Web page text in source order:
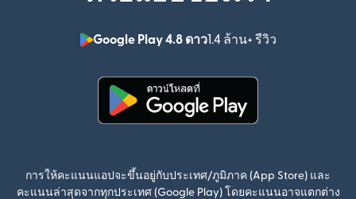
Google Play 4.8 ดาว1.4 ล้าน+ รีวิว
(เปิดในหน้าต่
การให้คะแนนแอปจะขึ้นอยู่กับประเทศ/ภูมิภาค (App Store) และ
คะแนนล่าสุดจากทุกประเทศ (Google Play) โดยคะแนนอาจแตกต่าง